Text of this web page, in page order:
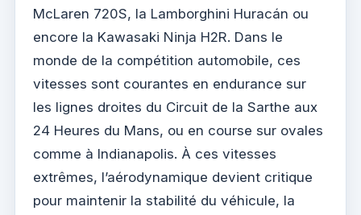
McLaren 720S, la Lamborghini Huracán ou
encore la Kawasaki Ninja H2R. Dans le
monde de la compétition automobile, ces
vitesses sont courantes en endurance sur
les lignes droites du Circuit de la Sarthe aux
24 Heures du Mans, ou en course sur ovales
comme à Indianapolis. À ces vitesses
extrêmes, l’aérodynamique devient critique
pour maintenir la stabilité du véhicule, la